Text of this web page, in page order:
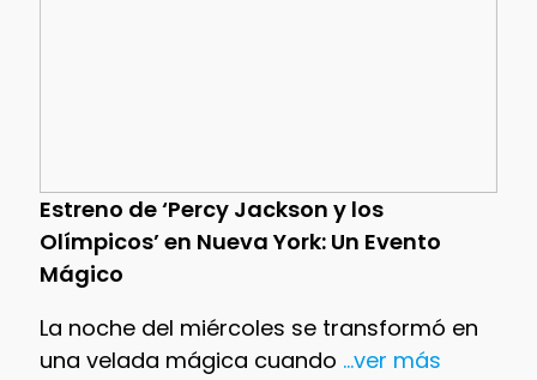
Estreno de ‘Percy Jackson y los
Olímpicos’ en Nueva York: Un Evento
Mágico
La noche del miércoles se transformó en
una velada mágica cuando ...ver más